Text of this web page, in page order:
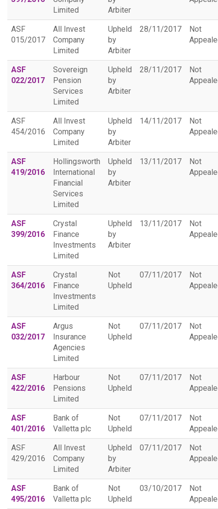
Limited
Arbiter
ASF
015/2017
All Invest
Company
Limited
Upheld
by
Arbiter
28/11/2017
Not
ASF
022/2017
Sovereign
Pension
Services
Limited
Upheld
by
Arbiter
28/11/2017
Not
ASF
454/2016
All Invest
Company
Limited
Upheld
by
Arbiter
14/11/2017
Not
ASF
419/2016
Hollingsworth
International
Financial
Services
Limited
Upheld
by
Arbiter
13/11/2017
Not
ASF
399/2016
Crystal
Finance
Investments
Limited
Upheld
by
Arbiter
13/11/2017
Not
ASF
364/2016
Crystal
Finance
Investments
Limited
Not
Upheld
07/11/2017
Not
ASF
032/2017
Argus
Insurance
Agencies
Limited
Not
Upheld
07/11/2017
Not
ASF
422/2016
Harbour
Pensions
Limited
Not
Upheld
07/11/2017
Not
ASF
401/2016
Bank of
Valletta plc
Not
Upheld
07/11/2017
Not
ASF
429/2016
All Invest
Company
Limited
Upheld
by
Arbiter
07/11/2017
Not
ASF
495/2016
Bank of
Valletta plc
Not
Upheld
03/10/2017
Not